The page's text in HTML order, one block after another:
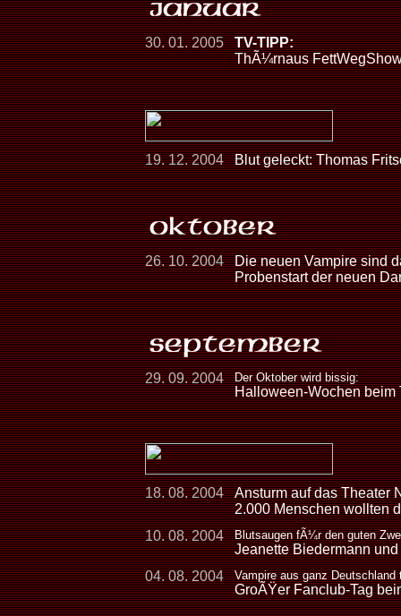
30. 01. 2005
TV-TIPP:
ThÃ¼rnaus
19. 12. 2004 Blut geleckt: Thomas
26. 10. 2004
Die neuen Vampire sind
Probenstart der neuen
29. 09. 2004 Der Oktober wird bissig:
Halloween-Wochen beim
18. 08. 2004
Ansturm auf das Theater
2.000 Menschen wollten
10. 08. 2004
Blutsaugen fÃ¼r den guten
Jeanette Biedermann
04. 08. 2004
Vampire aus ganz
GroÃŸer Fanclub-Tag